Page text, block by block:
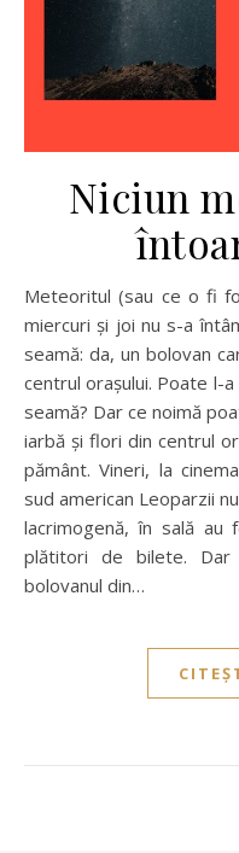
Niciun
Meteoritul (sau ce o fi fost?) a căzut din cer marți. Marți,
miercuri și joi nu s-a
seamă: da, un bolovan
centrul orașului. Poate l-
seamă? Dar ce noimă
iarbă și flori din centrul
pământ. Vineri, la
sud american Leoparzii
lacrimogenă, în sală au
plătitori de bilete.
bolovanul din…